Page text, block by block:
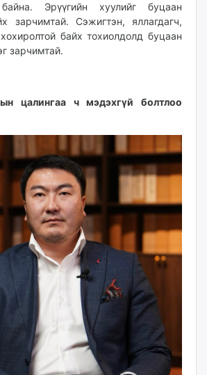
Эрүүгийн хуулийг буцаан
зарчимтай. Сэжигтэн, яллагдагч,
байх тохиолдолд буцаан
зарчимтай.
цалингаа ч мэдэхгүй болтлоо